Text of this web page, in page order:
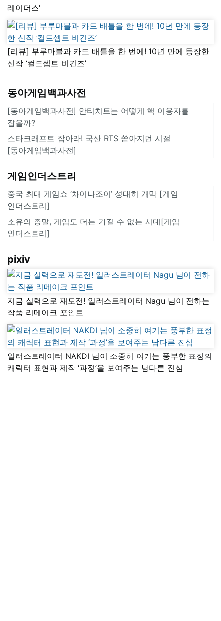
레이더스'
[리뷰] 부루마블과 카드 배틀을 한 번에! 10년 만에 등장한
신작 ‘컬드셉트 비긴즈’
동아게임백과사전
[동아게임백과사전] 안티치트는 어떻게 핵 이용자를
잡을까?
스타크래프트 잡아라! 국산 RTS 쏟아지던 시절
[동아게임백과사전]
게임인더스트리
중국 최대 게임쇼 ‘차이나조이’ 성대히 개막 [게임
인더스트리]
소유의 종말, 게임도 더는 가질 수 없는 시대[게임
인더스트리]
pixiv
지금 실력으로 재도전! 일러스트레이터 Nagu 님이 전하는
작품 리메이크 포인트
일러스트레이터 NAKDI 님이 소중히 여기는 풍부한 표정의
캐릭터 표현과 제작 ‘과정’을 보여주는 남다른 진심